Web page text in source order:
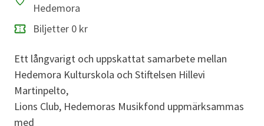
PlatsHedemora
Biljetter 0 kr
Ett långvarigt och uppskattat samarbete mellan
Hedemora Kulturskola och Stiftelsen Hillevi
Martinpelto,
Lions Club, Hedemoras Musikfond uppmärksammas
med